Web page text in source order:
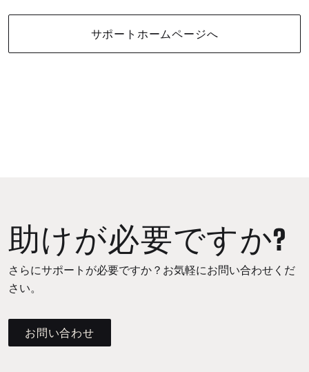
サポートホームページへ
助けが必要ですか?
さらにサポートが必要ですか？お気軽にお問い合わせくだ
さい。
お問い合わせ